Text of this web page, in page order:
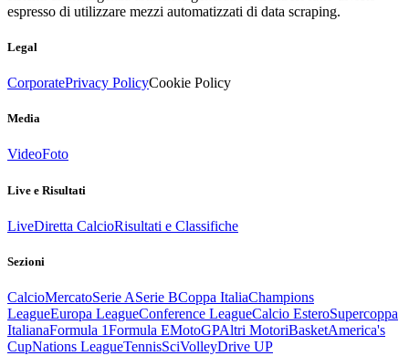
espresso di utilizzare mezzi automatizzati di data scraping.
Legal
CorporatePrivacy PolicyCookie Policy
Media
VideoFoto
Live e Risultati
LiveDiretta CalcioRisultati e Classifiche
Sezioni
CalcioMercatoSerie ASerie BCoppa ItaliaChampions
LeagueEuropa LeagueConference LeagueCalcio EsteroSupercoppa
ItalianaFormula 1Formula EMotoGPAltri MotoriBasketAmerica's
CupNations LeagueTennisSciVolleyDrive UP